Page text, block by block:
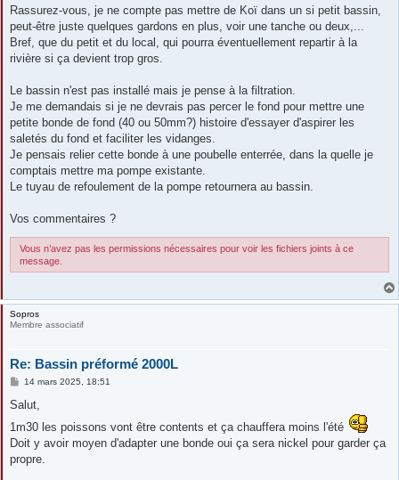
Rassurez-vous, je ne compte pas mettre de Koï dans un si petit bassin,
peut-être juste quelques gardons en plus, voir une tanche ou deux,...
Bref, que du petit et du local, qui pourra éventuellement repartir à la
rivière si ça devient trop gros.
Le bassin n'est pas installé mais je pense à la filtration.
Je me demandais si je ne devrais pas percer le fond pour mettre une
petite bonde de fond (40 ou 50mm?) histoire d'essayer d'aspirer les
saletés du fond et faciliter les vidanges.
Je pensais relier cette bonde à une poubelle enterrée, dans la quelle je
comptais mettre ma pompe existante.
Le tuyau de refoulement de la pompe retournera au bassin.
Vos commentaires ?
Vous n’avez pas les permissions nécessaires pour voir les fichiers joints à ce
message.
Sopros
Membre associatif
Re: Bassin préformé 2000L
M
s
a
g
e
14 mars 2025, 18:51
Salut,
1m30 les poissons vont être contents et ça chauffera moins l'été
Doit y avoir moyen d'adapter une bonde oui ça sera nickel pour garder ça
propre.